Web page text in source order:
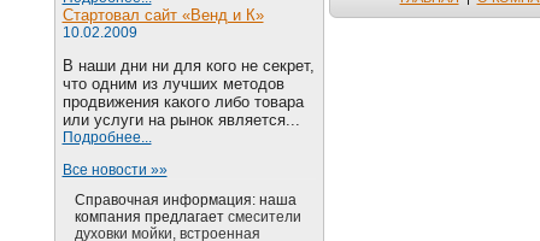
Стартовал сайт «Венд и К»
10.02.2009
В наши дни ни для кого не секрет,
что одним из лучших методов
продвижения какого либо товара
или услуги на рынок является...
Подробнее...
Все новости »»
Справочная информация: наша
компания предлагает смесители
духовки мойки, встроенная